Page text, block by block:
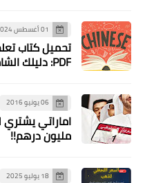
01 أغسطس 2024
تحميل كتاب
PDF: دليلك الشامل للبدء الآن!
06 يونيو 2016
مليون درهم!!
18 يوليو 2025